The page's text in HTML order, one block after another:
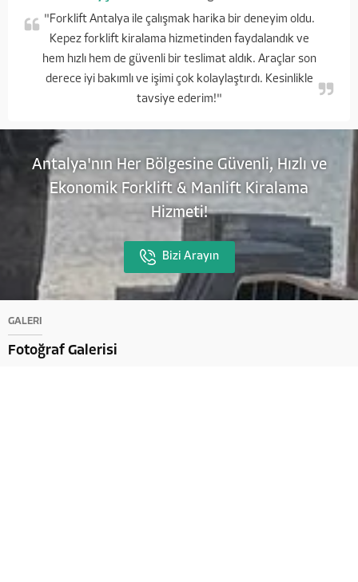
"Forklift Antalya ile çalışmak harika bir deneyim oldu.
Kepez forklift kiralama hizmetinden faydalandık ve
hem hızlı hem de güvenli bir teslimat aldık. Araçlar son
derece iyi bakımlı ve işimi çok kolaylaştırdı. Kesinlikle
tavsiye ederim!"
Antalya'nın Her Bölgesine Güvenli, Hızlı ve
Ekonomik Forklift & Manlift Kiralama
Hizmeti!
Bizi Arayın
GALERİ
Fotoğraf Galerisi